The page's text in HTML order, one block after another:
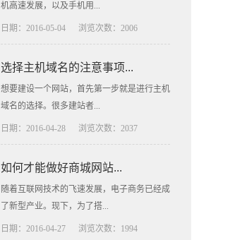
机高速发展，以及手机用...
日期：2016-05-04 浏览次数：2006
选择主机域名的注意事项...
想要建设一个网站，首先第一步就是进行主机
域名的选择。很多建站者...
日期：2016-04-28 浏览次数：2037
如何才能做好商城网站...
随着互联网技术的飞速发展，电子商务已经成
了新型产业。现下，为了搭...
日期：2016-04-27 浏览次数：1994